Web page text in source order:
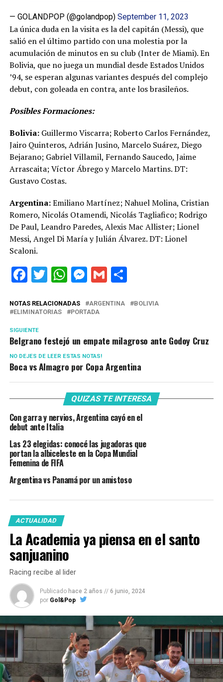
— GOLANDPOP (@golandpop) September 11, 2023
La única duda en la visita es la del capitán (Messi), que
salió en el último partido con una molestia por la
acumulación de minutos en su club (Inter de Miami). En
Bolivia, que no juega un mundial desde Estados Unidos
’94, se esperan algunas variantes después del complejo
debut, con goleada en contra, ante los brasileños.
Posibles Formaciones:
Bolivia: Guillermo Viscarra; Roberto Carlos Fernández,
Jairo Quinteros, Adrián Jusino, Marcelo Suárez, Diego
Bejarano; Gabriel Villamil, Fernando Saucedo, Jaime
Arrascaita; Víctor Ábrego y Marcelo Martins. DT:
Gustavo Costas.
Argentina:Emiliano Martínez; Nahuel Molina, Cristian
Romero, Nicolás Otamendi, Nicolás Tagliafico; Rodrigo
De Paul, Leandro Paredes, Alexis Mac Allister; Lionel
Messi, Angel Di María y Julián Álvarez. DT: Lionel
Scaloni.
Facebook
Twitter
WhatsApp
Messenger
GmailShare
NOTAS RELACIONADAS ARGENTINA
BOLIVIA
ELIMINATORIAS
PORTADA
SIGUIENTE
Belgrano festejó un empate milagroso ante Godoy Cruz
NO DEJES DE LEER ESTAS NOTAS!
Boca vs Almagro por Copa Argentina
QUIZAS TE INTERESA
Con garra y nervios, Argentina cayó en el
debut ante Italia
Las 23 elegidas: conocé las jugadoras que
portan la albiceleste en la Copa Mundial
Femenina de FIFA
Argentina vs Panamá por un amistoso
ACTUALIDAD
La Academia ya piensa en el santo
sanjuanino
Racing recibe al lider
Publicado hace 2 años // 6 junio, 2024
por Gol&Pop